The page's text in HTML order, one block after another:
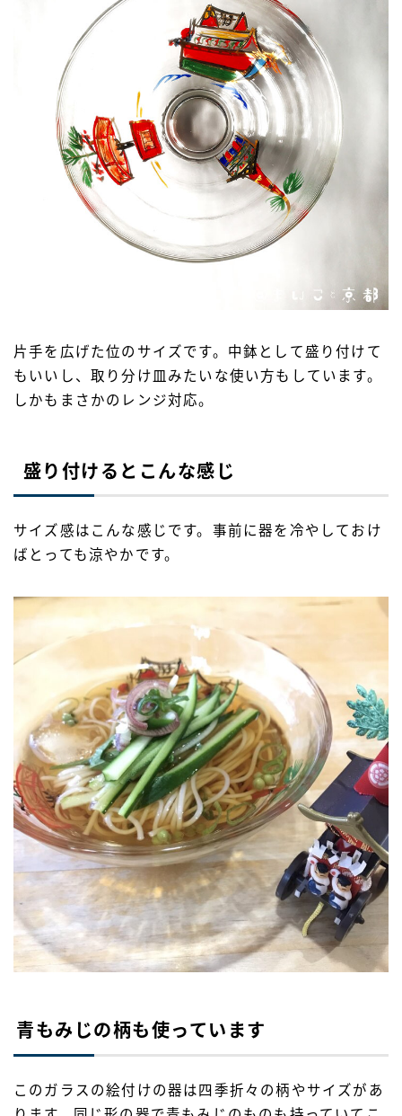
片手を広げた位のサイズです。中鉢として盛り付けて
もいいし、取り分け皿みたいな使い方もしています。
しかもまさかのレンジ対応。
盛り付けるとこんな感じ
サイズ感はこんな感じです。事前に器を冷やしておけ
ばとっても涼やかです。
青もみじの柄も使っています
このガラスの絵付けの器は四季折々の柄やサイズがあ